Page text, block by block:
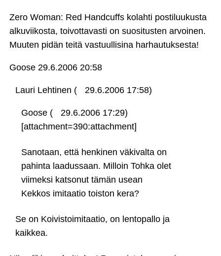
Zero Woman: Red Handcuffs kolahti postiluukusta
alkuviikosta, toivottavasti on suositusten arvoinen.
Muuten pidän teitä vastuullisina harhautuksesta!
Goose 29.6.2006 20:58
Lauri Lehtinen ( 29.6.2006 17:58)
Goose (
29.6.2006 17:29)
[attachment=390:attachment]
Sanotaan, että henkinen väkivalta on
pahinta laadussaan. Milloin Tohka olet
viimeksi katsonut tämän usean
Kekkos imitaatio toiston kera?
Se on Koivistoimitaatio, on lentopallo ja
kaikkea.